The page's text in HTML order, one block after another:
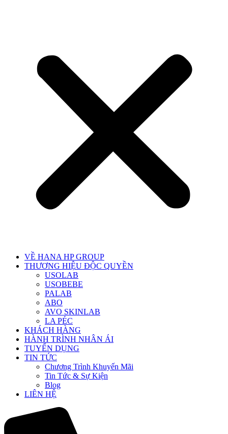
VỀ HANA HP GROUP
THƯƠNG HIỆU ĐỘC QUYỀN
USOLAB
USOBEBE
PALAB
ABO
AVO SKINLAB
LA PÉC
KHÁCH HÀNG
HÀNH TRÌNH NHÂN ÁI
TUYỂN DỤNG
TIN TỨC
Chương Trình Khuyến Mãi
Tin Tức & Sự Kiện
Blog
LIÊN HỆ